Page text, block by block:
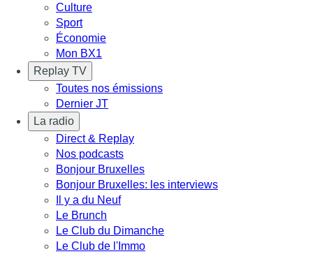
Culture
Sport
Économie
Mon BX1
Replay TV
Toutes nos émissions
Dernier JT
La radio
Direct & Replay
Nos podcasts
Bonjour Bruxelles
Bonjour Bruxelles: les interviews
Il y a du Neuf
Le Brunch
Le Club du Dimanche
Le Club de l'Immo